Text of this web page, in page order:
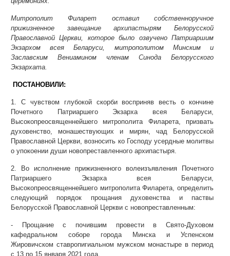
Митрополит Филарет оставил собственноручное
прижизненное завещание архипастырям Белорусской
Православной Церкви, которое было озвучено Патриаршим
Экзархом всея Беларуси, митрополитом Минским и
Заславским Вениамином членам Синода Белорусского
Экзархата.
ПОСТАНОВИЛИ:
1. С чувством глубокой скорби восприняв весть о кончине
Почетного Патриаршего Экзарха всея Беларуси,
Высокопреосвященнейшего митрополита Филарета, призвать
духовенство, монашествующих и мирян, чад Белорусской
Православной Церкви, возносить ко Господу усердные молитвы
о упокоении души новопреставленного архипастыря.
2. Во исполнение прижизненного волеизъявления Почетного
Патриаршего Экзарха всея Беларуси,
Высокопреосвященнейшего митрополита Филарета, определить
следующий порядок прощания духовенства и паствы
Белорусской Православной Церкви с новопреставленным:
- Прощание с почившим провести в Свято-Духовом
кафедральном соборе города Минска и Успенском
Жировичском ставропигиальном мужском монастыре в период
с 13 по 15 января 2021 года.